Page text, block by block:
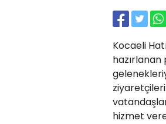
Kocaeli
hazırlanan
hizmet